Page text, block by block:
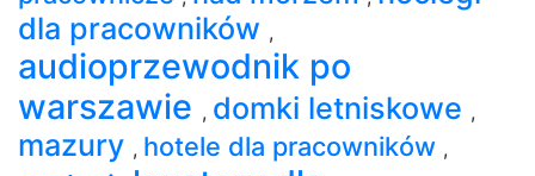
dla pracowników ,
audioprzewodnik po
warszawie , domki letniskowe ,
mazury , hotele dla pracowników ,